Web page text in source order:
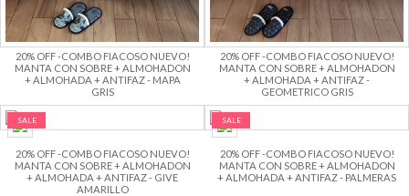
20% OFF -COMBO FIACOSO NUEVO!
MANTA CON SOBRE + ALMOHADON
+ ALMOHADA + ANTIFAZ - MAPA
GRIS
20% OFF -COMBO FIACOSO NUEVO!
MANTA CON SOBRE + ALMOHADON
+ ALMOHADA + ANTIFAZ -
GEOMETRICO GRIS
SALE
20% OFF -COMBO FIACOSO NUEVO!
MANTA CON SOBRE + ALMOHADON
+ ALMOHADA + ANTIFAZ - GIVE
AMARILLO
SALE
20% OFF -COMBO FIACOSO NUEVO!
MANTA CON SOBRE + ALMOHADON
+ ALMOHADA + ANTIFAZ - PALMERAS